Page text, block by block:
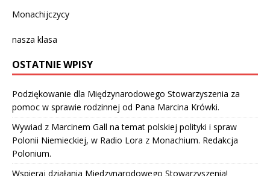
Monachijczycy
nasza klasa
OSTATNIE WPISY
Podziękowanie dla Międzynarodowego Stowarzyszenia za
pomoc w sprawie rodzinnej od Pana Marcina Krówki.
Wywiad z Marcinem Gall na temat polskiej polityki i spraw
Polonii Niemieckiej, w Radio Lora z Monachium. Redakcja
Polonium.
Wspieraj działania Międzynarodowego Stowarzyszenia!